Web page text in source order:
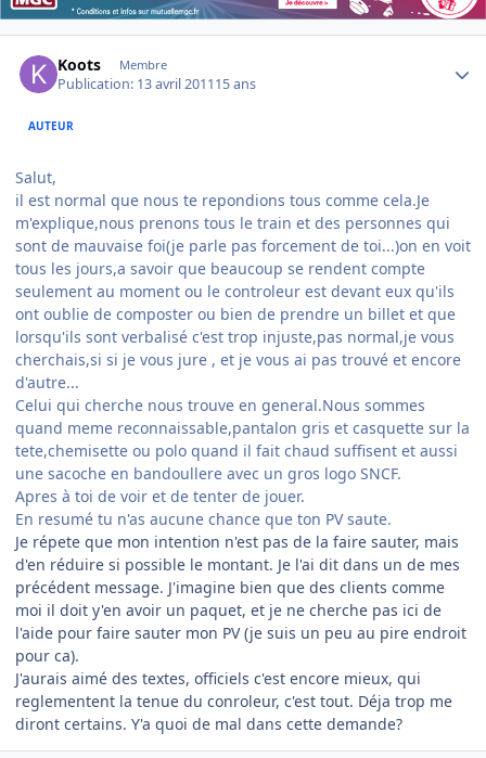
Koots Membre
Publication: 13 avril 201115 ans
AUTEUR
Salut,
il est normal que nous te repondions tous comme cela.Je
m'explique,nous prenons tous le train et des personnes qui
sont de mauvaise foi(je parle pas forcement de toi...)on en voit
tous les jours,a savoir que beaucoup se rendent compte
seulement au moment ou le controleur est devant eux qu'ils
ont oublie de composter ou bien de prendre un billet et que
lorsqu'ils sont verbalisé c'est trop injuste,pas normal,je vous
cherchais,si si je vous jure , et je vous ai pas trouvé et encore
d'autre...
Celui qui cherche nous trouve en general.Nous sommes
quand meme reconnaissable,pantalon gris et casquette sur la
tete,chemisette ou polo quand il fait chaud suffisent et aussi
une sacoche en bandoullere avec un gros logo SNCF.
Apres à toi de voir et de tenter de jouer.
En resumé tu n'as aucune chance que ton PV saute.
Je répete que mon intention n'est pas de la faire sauter, mais
d'en réduire si possible le montant. Je l'ai dit dans un de mes
précédent message. J'imagine bien que des clients comme
moi il doit y'en avoir un paquet, et je ne cherche pas ici de
l'aide pour faire sauter mon PV (je suis un peu au pire endroit
pour ca).
J'aurais aimé des textes, officiels c'est encore mieux, qui
reglementent la tenue du conroleur, c'est tout. Déja trop me
diront certains. Y'a quoi de mal dans cette demande?